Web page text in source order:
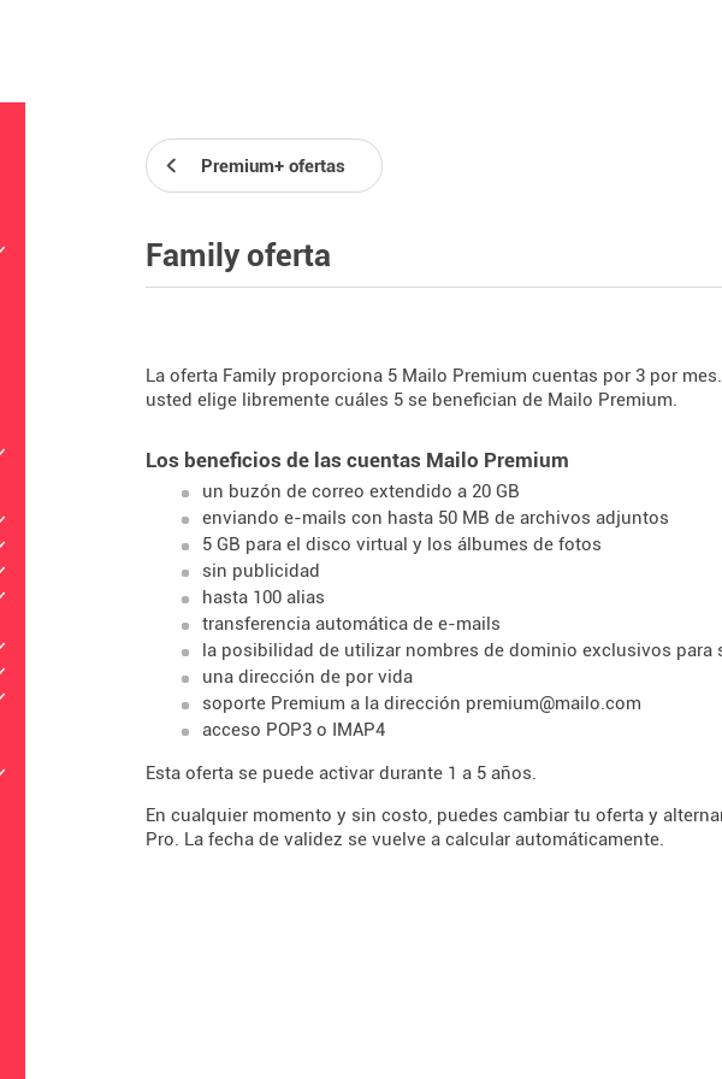
Premium+ ofertas
Family oferta
La oferta Family proporciona 5 Mailo Premium cuentas por 3 por
usted elige libremente cuáles 5 se benefician de Mailo Premium.
Los beneficios de las cuentas Mailo Premium
un buzón de correo extendido a 20 GB
enviando e-mails con hasta 50 MB de archivos adjuntos
5 GB para el disco virtual y los álbumes de fotos
sin publicidad
hasta 100 alias
transferencia automática de e-mails
la posibilidad de utilizar nombres de dominio exclusivos para
una dirección de por vida
soporte Premium a la dirección premium@mailo.com
acceso POP3 o IMAP4
Esta oferta se puede activar durante 1 a 5 años.
En cualquier momento y sin costo, puedes cambiar tu oferta y
Pro. La fecha de validez se vuelve a calcular automáticamente.